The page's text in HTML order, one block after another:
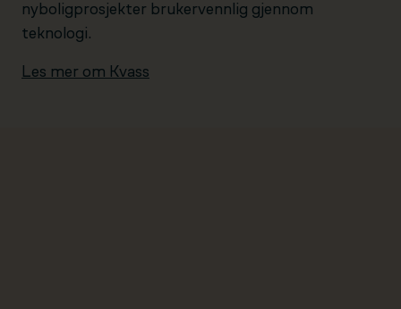
nyboligprosjekter brukervennlig gjennom
teknologi.
Les mer om Kvass